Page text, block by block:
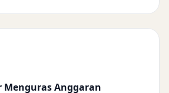
Anggaran